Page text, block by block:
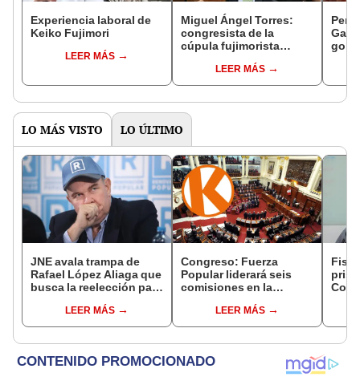
Experiencia laboral de
Keiko Fujimori
LEER MÁS
Miguel Ángel Torres:
congresista de la
cúpula fujimorista
del SenadoLEER MÁS
LO MÁS VISTO LO ÚLTIMO
JNE avala trampa de
Rafael López Aliaga que
busca la reelección para
LEER MÁS
Congreso: Fuerza
Popular liderará seis
comisiones en la
LEER MÁS